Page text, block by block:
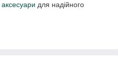
аксесуари для надійного